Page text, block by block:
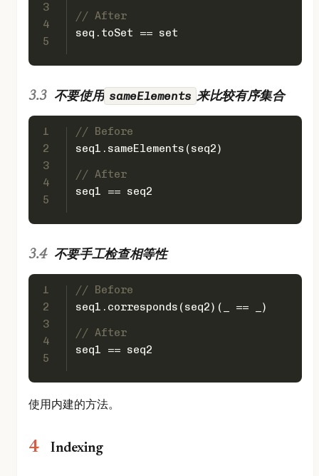
3
4
5
// After
seq.toSet == set
不要使用 sameElements 来比较有序集合
1
2
3
4
5
// Before
seq1.sameElements(seq2)
// After
seq1 == seq2
不要手工检查相等性
1
2
3
4
5
// Before
seq1.corresponds(seq2)(_ == _)
// After
seq1 == seq2
使用内建的方法。
Indexing